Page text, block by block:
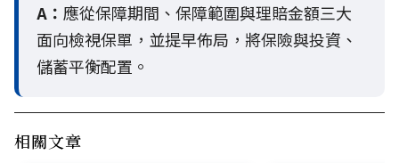
A： 應從保障期間、保障範圍與理賠金額三大
面向檢視保單，並提早佈局，將保險與投資、
儲蓄平衡配置。
相關文章